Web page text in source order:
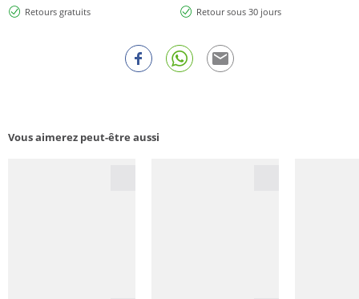
Retours gratuits
Retour sous 30 jours
Vous aimerez peut-être aussi